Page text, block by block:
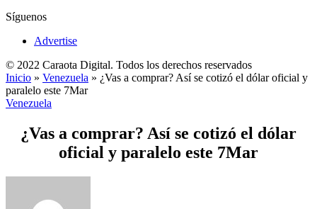
Síguenos
Advertise
© 2022 Caraota Digital. Todos los derechos reservados
Inicio » Venezuela » ¿Vas a comprar? Así se cotizó el dólar oficial y
paralelo este 7Mar
Venezuela
¿Vas a comprar? Así se cotizó el dólar
oficial y paralelo este 7Mar